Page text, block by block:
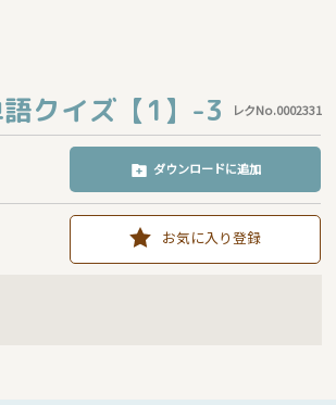
クイズ【1】-3 レクNo.0002331
ダウンロードに追加
お気に入り登録